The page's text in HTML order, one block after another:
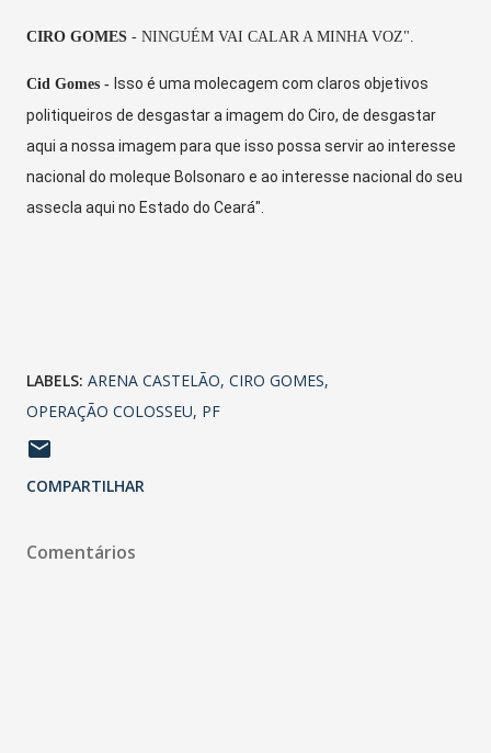
CIRO GOMES - NINGUÉM VAI CALAR A MINHA VOZ".
Cid Gomes - Isso é uma molecagem com claros objetivos
politiqueiros de desgastar a imagem do Ciro, de desgastar
aqui a nossa imagem para que isso possa servir ao interesse
nacional do moleque Bolsonaro e ao interesse nacional do seu
assecla aqui no Estado do Ceará".
LABELS: ARENA CASTELÃO CIRO GOMES
OPERAÇÃO COLOSSEU PF
COMPARTILHAR
Comentários